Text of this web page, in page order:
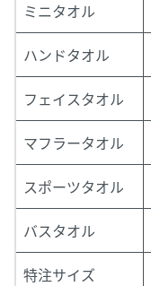
ミニタオル
ハンドタオル
フェイスタオル
マフラータオル
スポーツタオル
バスタオル
特注サイズ